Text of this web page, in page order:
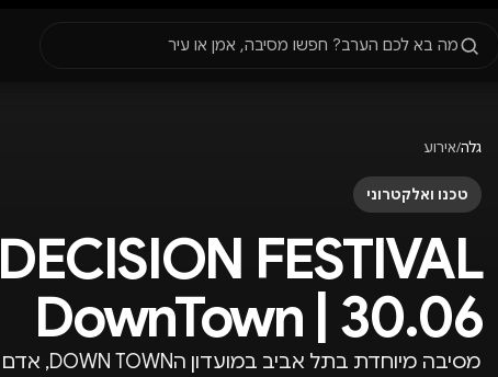
מה בא לכם הערב? חפשו מסיבה, אמן או עיר
גלה/אירוע
טכנו ואלקטרוני
DECISION FESTIVAL
DownTown | 30.06
מסיבה מיוחדת בתל אביב במועדון הDOWN TOWN, אדם
🎶מועדונים